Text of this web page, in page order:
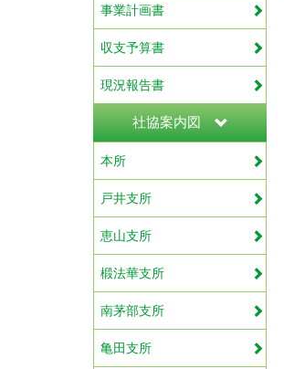
事業計画書
収支予算書
現況報告書
社協案内図
本所
戸井支所
恵山支所
椴法華支所
南茅部支所
亀田支所